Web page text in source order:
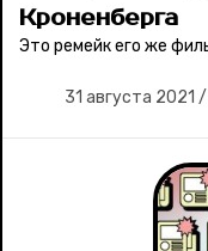
Кроненберга
Это ремейк его же
31 августа 2021 /